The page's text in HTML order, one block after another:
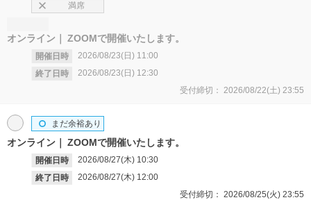
オンライン ZOOMで開催いたします。
開催日時 2026/08/23(日) 11:00
終了日時
2026/08/23(日) 12:30
満席
受付締切： 2026/08/22(土) 23:55
オンライン ZOOMで開催いたします。
開催日時 2026/08/27(木) 10:30
終了日時
2026/08/27(木) 12:00
まだ余裕あり
受付締切： 2026/08/25(火) 23:55